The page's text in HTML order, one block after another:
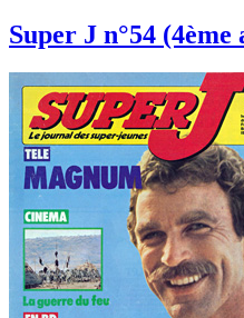
Super J n°54 (4ème